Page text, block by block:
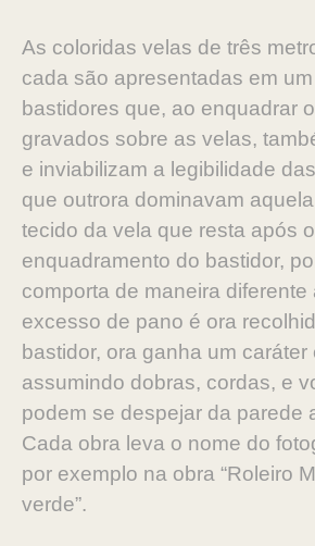
As coloridas velas de três
cada são apresentadas em
bastidores que, ao enquadrar
gravados sobre as velas,
e inviabilizam a legibilidade
que outrora dominavam
tecido da vela que resta após o
enquadramento do bastidor,
comporta de maneira diferente
excesso de pano é ora
bastidor, ora ganha um caráter
assumindo dobras, cordas, e
podem se despejar da parede
Cada obra leva o nome do
por exemplo na obra “Roleiro
verde”.